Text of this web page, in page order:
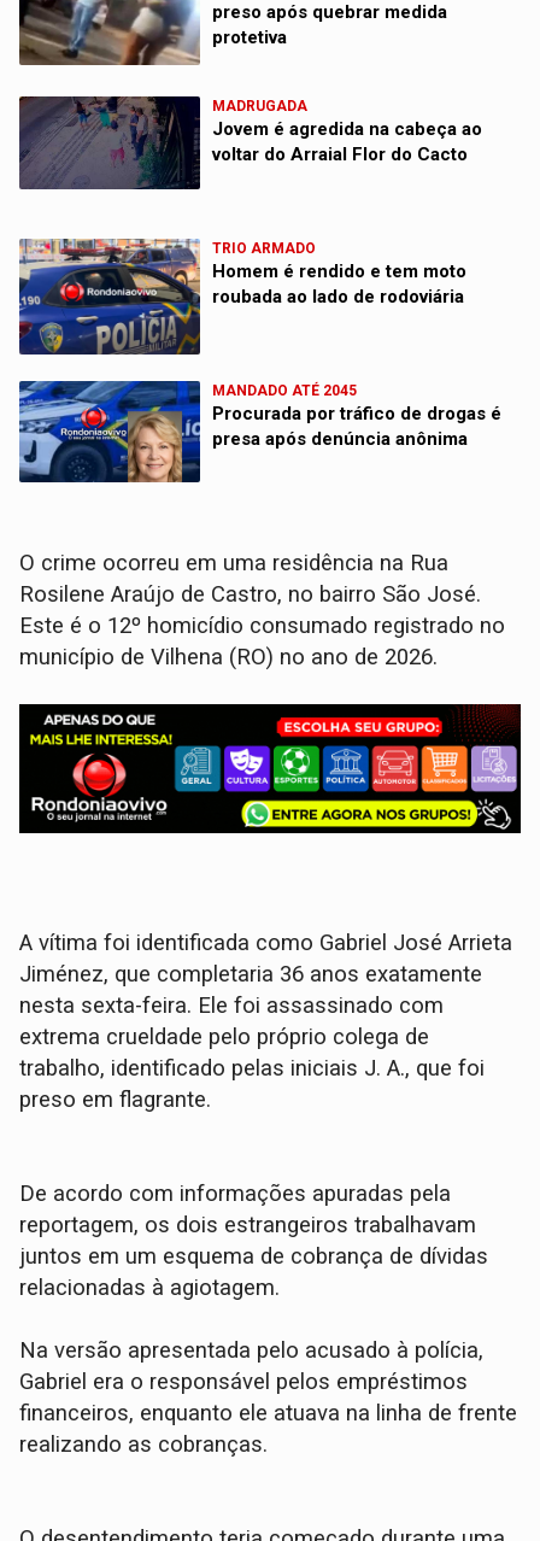
preso após quebrar medida
protetiva
MADRUGADA
Jovem é agredida na cabeça ao
voltar do Arraial Flor do Cacto
TRIO ARMADO
Homem é rendido e tem moto
roubada ao lado de rodoviária
MANDADO ATÉ 2045
Procurada por tráfico de drogas é
presa após denúncia anônima
O crime ocorreu em uma residência na Rua
Rosilene Araújo de Castro, no bairro São José.
Este é o 12º homicídio consumado registrado no
município de Vilhena (RO) no ano de 2026.
​A vítima foi identificada como Gabriel José Arrieta
Jiménez, que completaria 36 anos exatamente
nesta sexta-feira. Ele foi assassinado com
extrema crueldade pelo próprio colega de
trabalho, identificado pelas iniciais J. A., que foi
preso em flagrante.
​De acordo com informações apuradas pela
reportagem, os dois estrangeiros trabalhavam
juntos em um esquema de cobrança de dívidas
relacionadas à agiotagem.
Na versão apresentada pelo acusado à polícia,
Gabriel era o responsável pelos empréstimos
financeiros, enquanto ele atuava na linha de frente
realizando as cobranças.